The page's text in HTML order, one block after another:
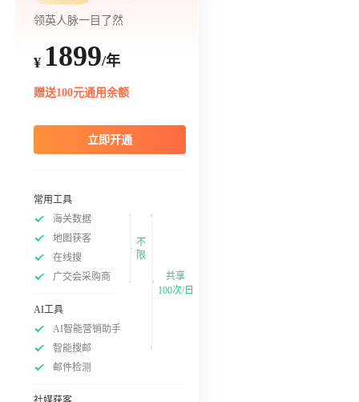
领英人脉一目了然
¥ 1899/年
赠送100元通用余额
立即开通
常用工具
海关数据
地图获客
在线搜
广交会采购商
不
限
AI工具
AI智能营销助手
智能搜邮
邮件检测
共享
100次/日